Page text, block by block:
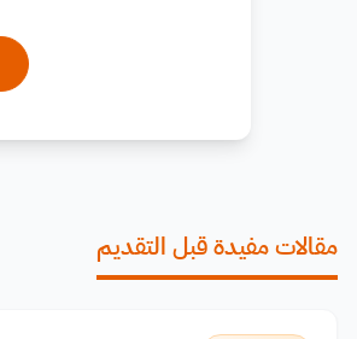
مقالات مفيدة قبل التقديم